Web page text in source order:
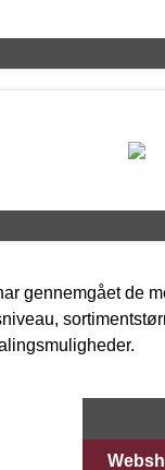
gennemgået de